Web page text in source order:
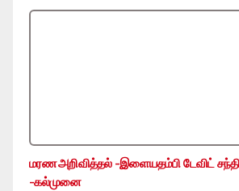
மரண அறிவித்தல் -இளையதம்பி டேவிட்
-கல்முனை